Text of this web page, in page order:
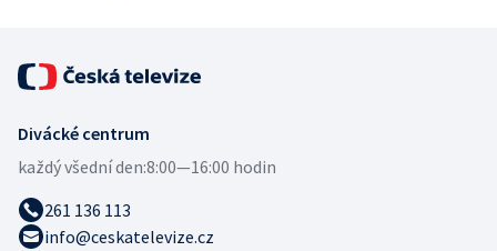
Divácké centrum
každý všední den:8:00—16:00 hodin
261 136 113
info@ceskatelevize.cz